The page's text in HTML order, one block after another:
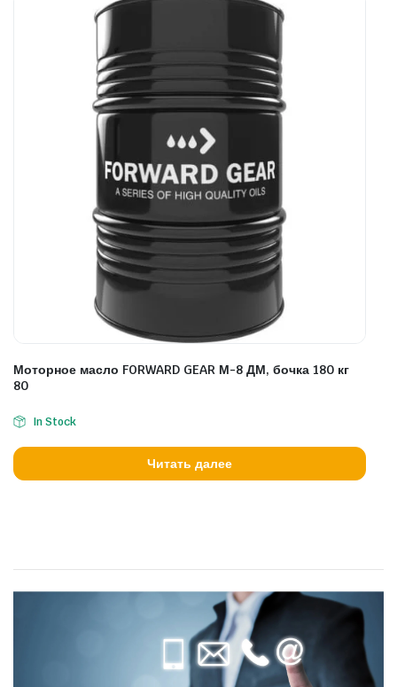
Моторное масло FORWARD GEAR М-8 ДМ, бочка 180 кг
80
In Stock
Читать далее